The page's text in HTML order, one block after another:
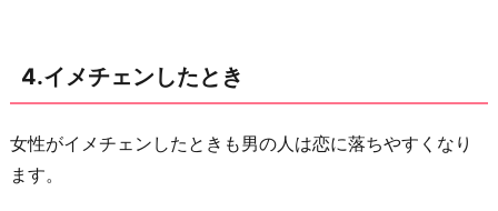
わ
り
に
4.イメチェンしたとき
女性がイメチェンしたときも男の人は恋に落ちやすくなり
ます。